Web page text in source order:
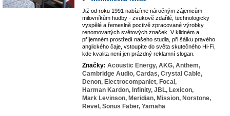
Již od roku 1991 nabízíme náročným zájemcům -
milovníkům hudby - zvukově zdařilé, technologicky
vyspělé a řemeslně poctivě zpracované výrobky
renomovaných světových značek. V klidném a
příjemném prostředí našeho studia, při šálku pravého
anglického čaje, vstoupíte do světa skutečného Hi-Fi,
kde kvalita není jen prázdný reklamní slogan.
Značky: Acoustic Energy, AKG, Anthem,
Cambridge Audio, Cardas, Crystal Cable,
Denon, Electrocompaniet, Focal,
Harman Kardon, Infinity, JBL, Lexicon,
Mark Levinson, Meridian, Mission, Norstone,
Revel, Sonus Faber, Yamaha